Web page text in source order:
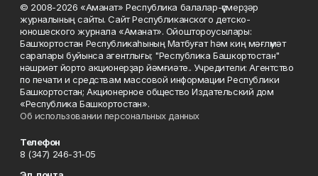
© 2008-2026 «Аманат» Республика балалар-үҫмерҙәр
журналының сайты. Сайт Республиканского детско-
юношеского журнала «Аманат». Ойоштороусылары:
Башҡортостан Республикаһының Матбуғат һәм киң мәғлүмәт
саралары буйынса агентлығы; "Республика Башкортостан"
нәшриәт йорто акционерҙар йәмғиәте.. Учредители: Агентство
по печати и средствам массовой информации Республики
Башкортостан; Акционерное общество Издательский дом
«Республика Башкортостан».
Об использовании персональных данных
Телефон
8 (347) 246-31-05